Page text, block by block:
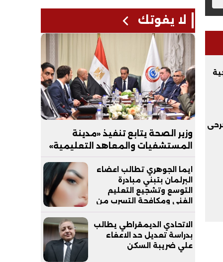
لا يفوتك
وزير الصحة يتابع تنفيذ «مدينة
المستشفيات والمعاهد التعليمية»
بالعاصمة الجديدة
ايما الجوهري تطالب اعضاء
البرلمان بتبني مبادرة
التوسع وتشجيع التعليم
الفني ومكافحة التسرب من
التعليم
الاتحادي الديمقراطي يطالب
بدراسة تعديل حد الاعفاء
علي ضريبة السكن